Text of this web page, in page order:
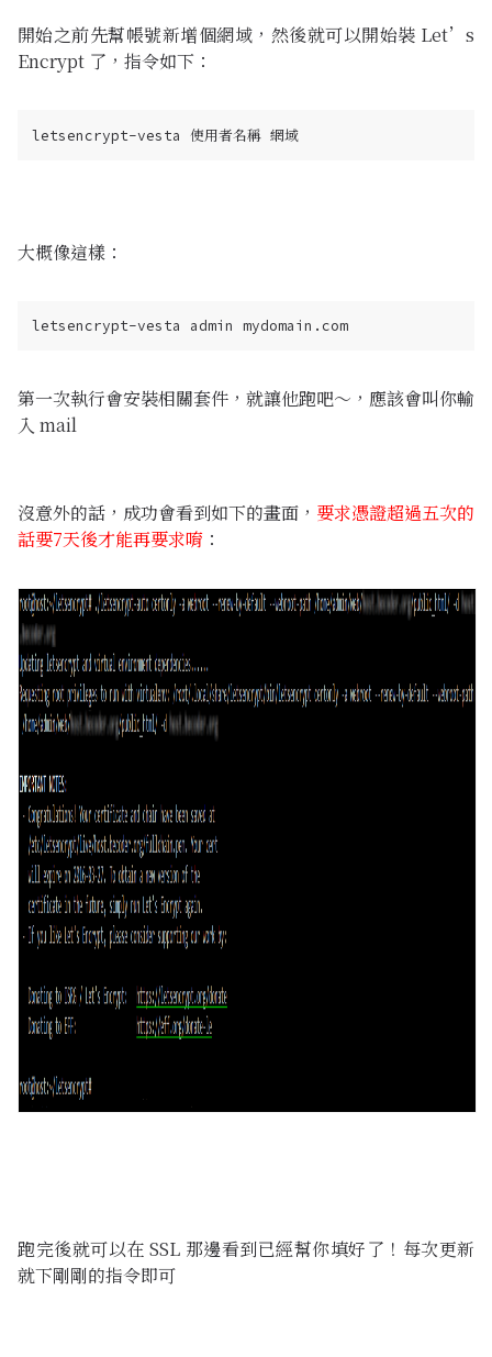
開始之前先幫帳號新增個網域，然後就可以開始裝 Let’s
Encrypt 了，指令如下：
letsencrypt-vesta 使用者名稱 網域
大概像這樣：
letsencrypt-vesta admin mydomain.com
第一次執行會安裝相關套件，就讓他跑吧～，應該會叫你輸
入 mail
沒意外的話，成功會看到如下的畫面， 要求憑證超過五次的
話要7天後才能再要求唷 ：
跑完後就可以在 SSL 那邊看到已經幫你填好了！每次更新
就下剛剛的指令即可